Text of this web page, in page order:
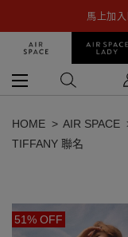
馬上加
HOME AIR SPACE
TIFFANY 聯名
51% OFF